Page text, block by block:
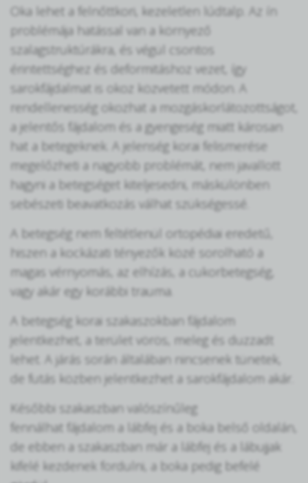
Oka lehet a felnőttkori, kezeletlen lúdtalp. Az ín
problémája hatással van a környező
szalagstruktúrákra, és végül csontos
érintettséghez és deformitáshoz vezet, így
sarokfájdalmat is okoz közvetett módon. A
rendellenesség okozhat a mozgáskorlátozottságot,
a jelentős fájdalom és a gyengeség miatt károsan
hat a betegeknek. A jelenség korai felismerése
megelőzheti a nagyobb problémát, nem javallott
hagyni a betegséget kiteljesedni, máskülönben
sebészeti beavatkozás válhat szükségessé.
A betegség nem feltétlenül ortopédiai eredetű,
hiszen a kockázati tényezők közé sorolható a
magas vérnyomás, az elhízás, a cukorbetegség,
vagy akár egy korábbi trauma.
A betegség korai szakaszokban fájdalom
jelentkezhet, a terület vörös, meleg és duzzadt
lehet. A járás során általában nincsenek tünetek,
de futás közben jelentkezhet a sarokfájdalom akár.
Későbbi szakaszban valószínűleg
fennálhat fájdalom a lábfej és a boka belső oldalán,
de ebben a szakaszban már a lábfej és a lábujjak
kifelé kezdenek fordulni, a boka pedig befelé